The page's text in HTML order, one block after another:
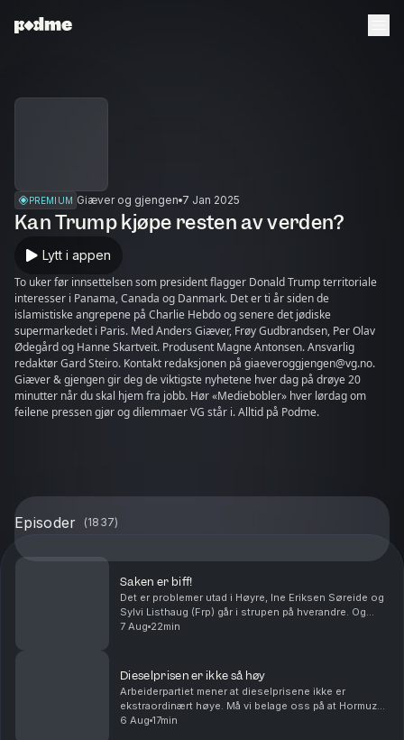
PREMIUM Giæver og gjengen 7 Jan 2025
Kan Trump kjøpe resten av verden?
Lytt i appen
To uker før innsettelsen som president flagger Donald Trump territoriale
interesser i Panama, Canada og Danmark. Det er ti år siden de
islamistiske angrepene på Charlie Hebdo og senere det jødiske
supermarkedet i Paris. Med Anders Giæver, Frøy Gudbrandsen, Per Olav
Ødegård og Hanne Skartveit. Produsent Magne Antonsen. Ansvarlig
redaktør Gard Steiro. Kontakt redaksjonen på giaeveroggjengen@vg.no.
Giæver & gjengen gir deg de viktigste nyhetene hver dag på drøye 20
minutter når du skal hjem fra jobb. Hør «Mediebobler» hver lørdag om
feilene pressen gjør og dilemmaer VG står i. Alltid på Podme.
Episoder (1837)
Saken er biff!
Det er problemer utad i Høyre, Ine Eriksen Søreide og
Sylvi Listhaug (Frp) går i strupen på hverandre. Og
Rødt går inn i debatten om prisen på indrefilet, slik er
7 Aug 22min
Dieselprisen er ikke så høy
Arbeiderpartiet mener at dieselprisene ikke er
ekstraordinært høye. Må vi belage oss på at Hormuz-
stredet blir liggende bak betalingsmur i uoverskuelig
6 Aug 17min